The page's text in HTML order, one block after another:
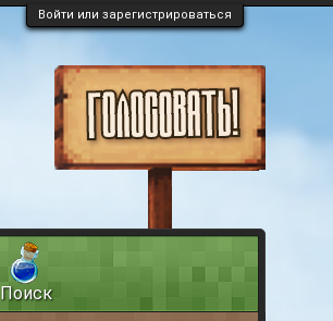
Войти или зарегистрироваться
Поиск